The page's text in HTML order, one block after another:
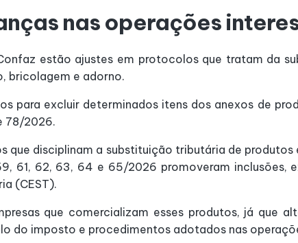
nas operações
estão ajustes em protocolos que tratam da
bricolagem e adorno.
para excluir determinados itens dos anexos de
78/2026.
que disciplinam a substituição tributária de
61, 62, 63, 64 e 65/2026 promoveram inclusões,
(CEST).
que comercializam esses produtos, já que
do imposto e procedimentos adotados nas